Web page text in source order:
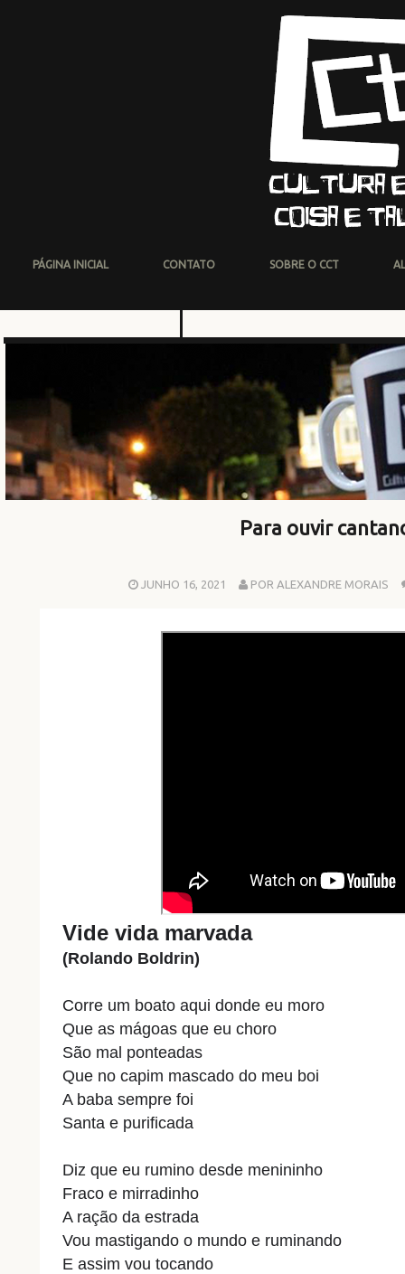
PÁGINA INICIAL CONTATO SOBRE O CCT
Para ouvir
JUNHO 16, 2021 POR ALEXANDRE MORAIS
Vide vida marvada
(Rolando Boldrin)
Corre um boato aqui donde eu moro
Que as mágoas que eu choro
São mal ponteadas
Que no capim mascado do meu boi
A baba sempre foi
Santa e purificada
Diz que eu rumino desde menininho
Fraco e mirradinho
A ração da estrada
Vou mastigando o mundo e ruminando
E assim vou tocando